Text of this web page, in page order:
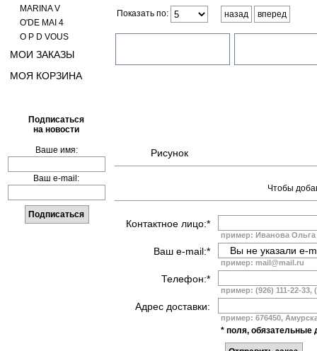
MARINA V
O'DE MAI 4
O P D VOUS
МОИ ЗАКАЗЫ
МОЯ КОРЗИНА
Подписаться
на новости
Ваше имя:
Ваш e-mail:
Показать по: назад вперед
Рисунок
Чтобы
Контактное лицо:*
пример: Иванова Ольга
Ваш e-mail:*
пример: mail@mail.ru
Телефон:*
пример: (926) 111-22-33,
Адрес доставки:
пример: 676450,
* поля, обязательные